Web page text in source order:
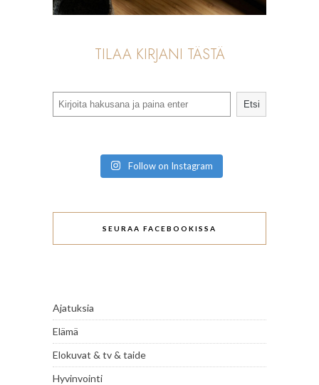
TILAA KIRJANI TÄSTÄ
Etsi
Follow on Instagram
SEURAA FACEBOOKISSA
Ajatuksia
Elämä
Elokuvat & tv & taide
Hyvinvointi